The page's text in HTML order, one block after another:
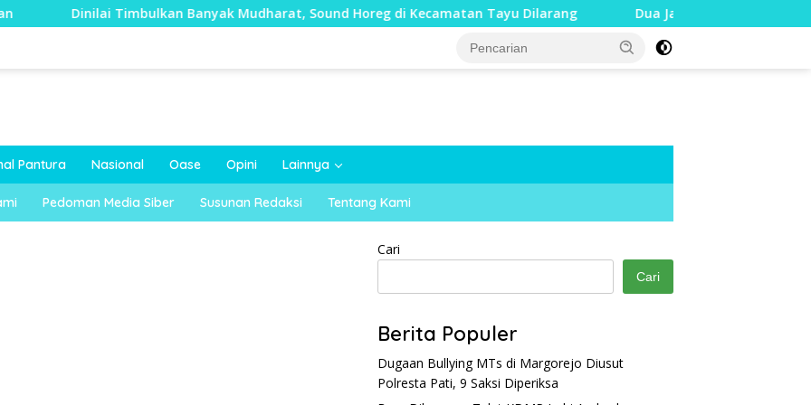
Banyak Mudharat, Sound Horeg di Kecamatan Tayu Dilarang Dua Jari Putus akibat Dugaan Bullying,
Pantura Nasional Oase Opini Lainnya
Pedoman Media Siber Susunan Redaksi Tentang Kami
Cari
Cari
Berita Populer
Dugaan Bullying MTs di Margorejo Diusut
Polresta Pati, 9 Saksi Diperiksa